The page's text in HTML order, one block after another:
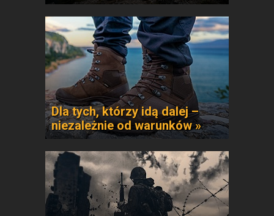
Dla tych, którzy idą dalej –
niezależnie od warunków »